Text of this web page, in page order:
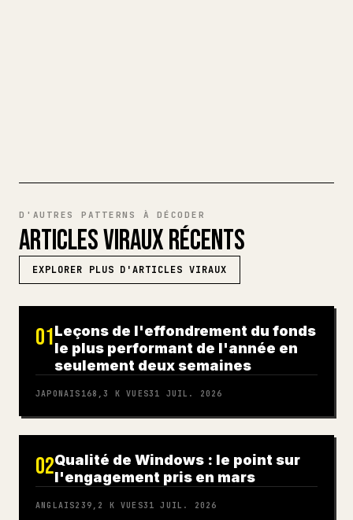
D'AUTRES PATTERNS À DÉCODER
ARTICLES VIRAUX RÉCENTS
EXPLORER PLUS D'ARTICLES VIRAUX
01Leçons de l'effondrement du fonds
le plus performant de l'année en
seulement deux semaines
JAPONAIS 168,3 K VUES31 JUIL. 2026
02Qualité de Windows : le point sur
l'engagement pris en mars
ANGLAIS239,2 K VUES31 JUIL. 2026